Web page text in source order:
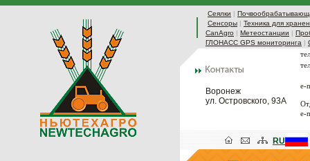
Сеялки |
Сенсоры | Техника для
CanAgro | Метеостанции |
ГЛОНАСС GPS мониторинга |
Воронеж
ул. Островского, 93А
e-
e-
RU